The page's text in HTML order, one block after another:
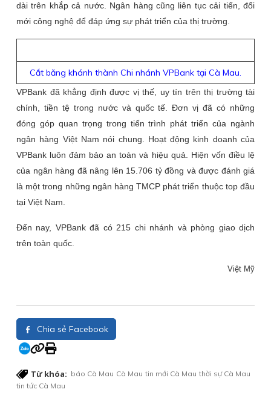
dài trên khắp cả nước. Ngân hàng cũng liên tục cải tiến, đổi
mới công nghệ để đáp ứng sự phát triển của thị trường.
Cắt băng khánh thành Chi nhánh VPBank tại Cà Mau.
VPBank đã khẳng định được vị thế, uy tín trên thị trường tài
chính, tiền tệ trong nước và quốc tế. Đơn vị đã có những
đóng góp quan trọng trong tiến trình phát triển của ngành
ngân hàng Việt Nam nói chung. Hoạt động kinh doanh của
VPBank luôn đảm bảo an toàn và hiệu quả. Hiện vốn điều lệ
của ngân hàng đã nâng lên 15.706 tỷ đồng và được đánh giá
là một trong những ngân hàng TMCP phát triển thuộc top đầu
tại Việt Nam.
Đến nay, VPBank đã có 215 chi nhánh và phòng giao dịch
trên toàn quốc.
Việt Mỹ
Chia sẻ Facebook
Từ khóa: báo Cà Mau Cà Mau tin mới Cà Mau thời sự Cà Mau
tin tức Cà Mau